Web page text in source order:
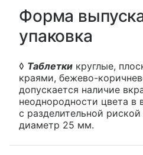
Форма
упаковка
◊ Таблетки круглые,
краями, бежево-
допускается наличие
неоднородности цвета в
с разделительной
диаметр 25 мм.